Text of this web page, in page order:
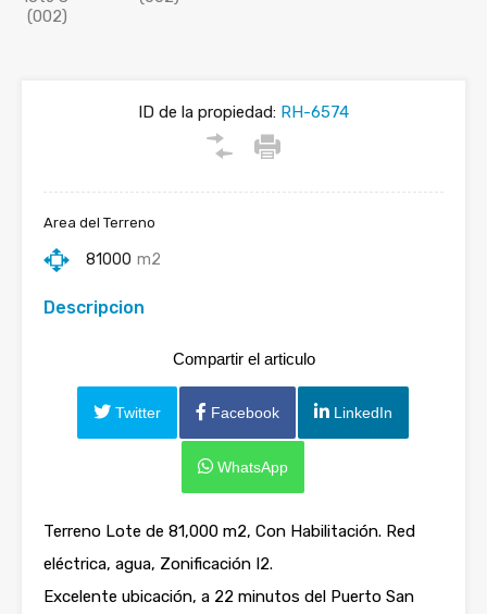
ID de la propiedad: RH-6574
Area del Terreno
81000 m2
Descripcion
Compartir el articulo
Twitter Facebook LinkedIn
WhatsApp
Terreno Lote de 81,000 m2, Con Habilitación. Red
eléctrica, agua, Zonificación I2.
Excelente ubicación, a 22 minutos del Puerto San